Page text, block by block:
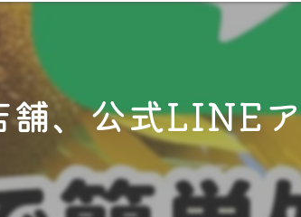
、公式LINE